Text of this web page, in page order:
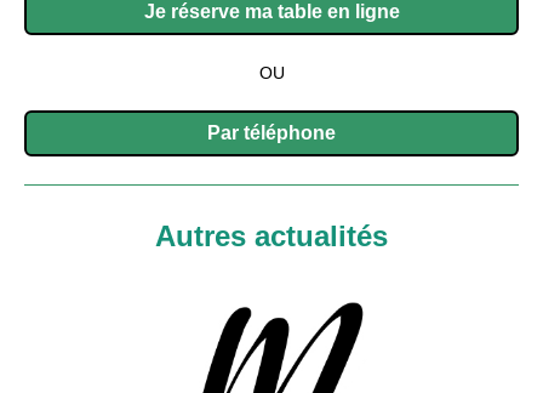
Je réserve ma table en ligne
OU
Par téléphone
Autres actualités